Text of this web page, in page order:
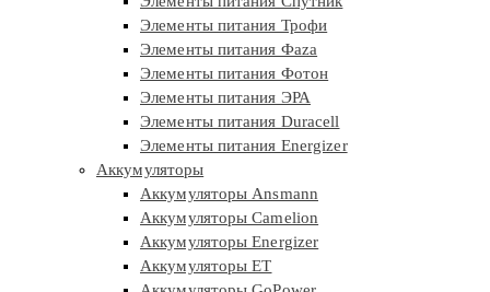
Элементы питания Трофи
Элементы питания Фaza
Элементы питания Фотон
Элементы питания ЭРА
Элементы питания Duracell
Элементы питания Energizer
Аккумуляторы
Аккумуляторы Ansmann
Аккумуляторы Camelion
Аккумуляторы Energizer
Аккумуляторы ET